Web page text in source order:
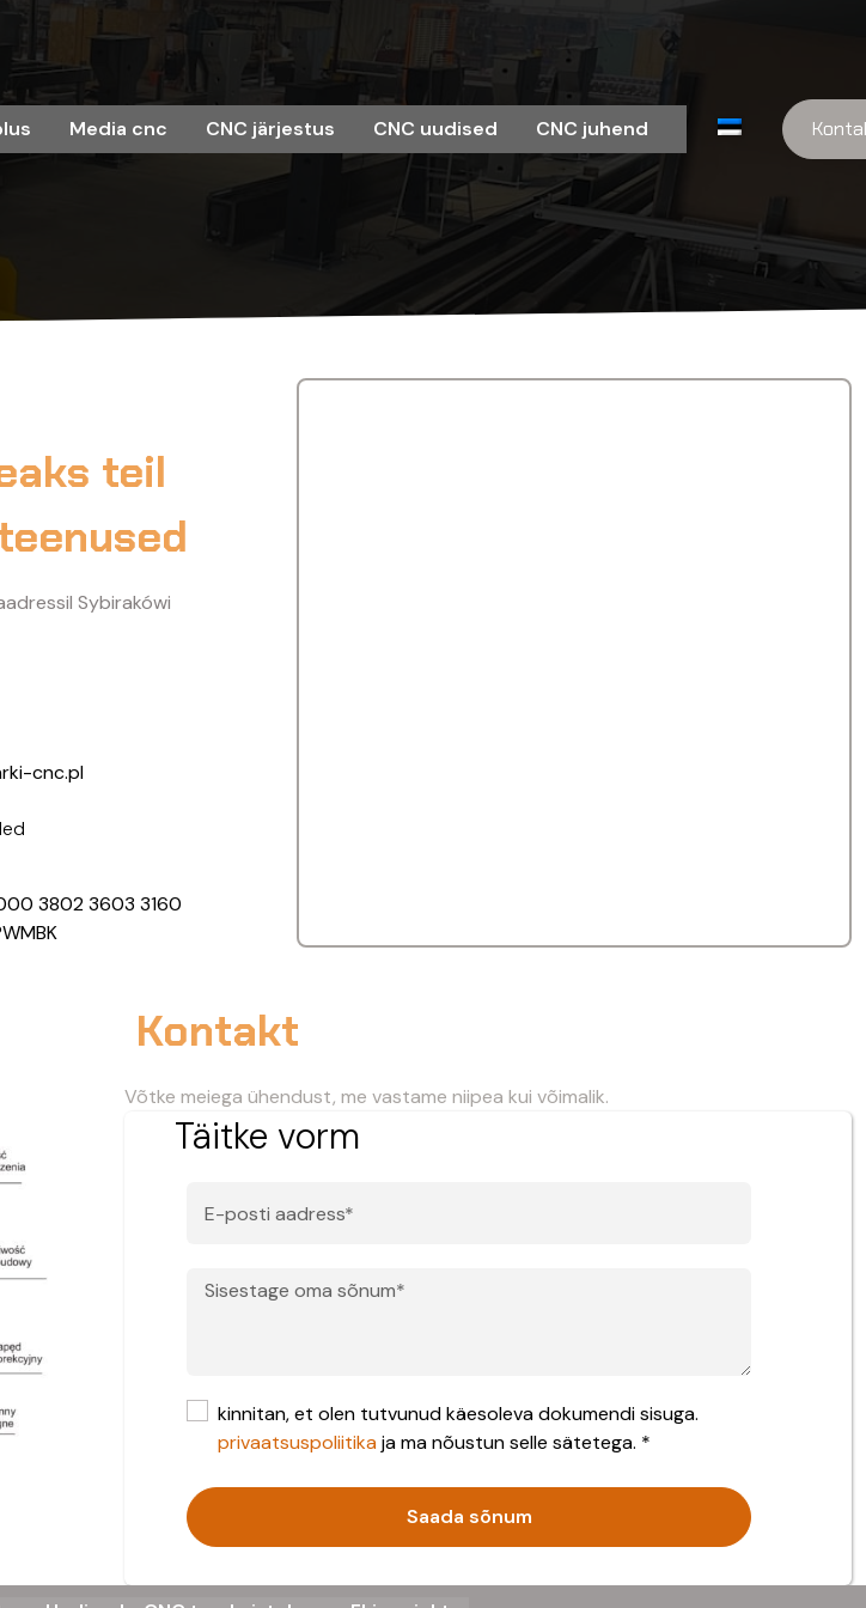
Media cnc CNC järjestus CNC uudised CNC juhend
teil
Sybirakówi
cnc.pl
3802 3603 3160
Kontakt
Võtke meiega ühendust, me vastame niipea kui võimalik.
Täitke vorm
kinnitan, et olen tutvunud käesoleva dokumendi sisuga.
privaatsuspoliitikaja ma nõustun selle sätetega. *
Saada sõnum